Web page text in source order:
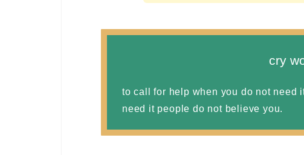
cry
to call for help when you do not need
need it people do not believe you.